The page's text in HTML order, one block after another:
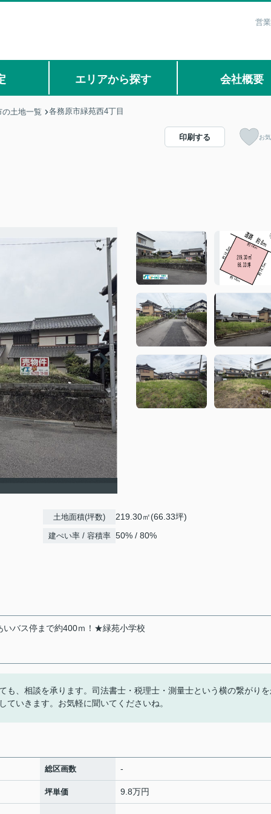
営
エリアから探す 会社概要
の土地一覧 各務原市緑苑西4丁目
印刷する お
土地面積(坪数) 219.30㎡(66.33坪)
建ぺい率 / 容積率 50% / 80%
バス停まで約400ｍ！★緑苑小学校
も、相談を承ります。司法書士・税理士・測量士という横の繋がり
いきます。お気軽に聞いてくださいね。
総区画数 -
坪単価 9.8万円